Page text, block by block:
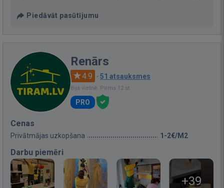
Piedāvāt pasūtījumu
Renārs
4.9 · 51 atsauksmes
Bija vietnē: Pirms 12 st.
PRO
Cenas
Privātmājas uzkopšana 1-2€/M2
Darbu piemēri
+39